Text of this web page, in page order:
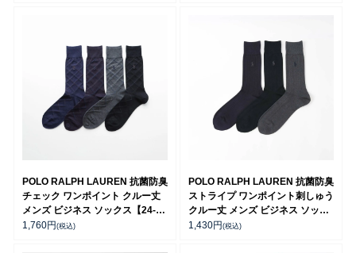
POLO RALPH LAUREN 抗菌防臭
チェック ワンポイント クルー丈
メンズ ビジネス ソックス【24-
25cm】【25-26cm】【27-
1,760円 (税込)
POLO RALPH LAUREN 抗菌防臭
ストライプ ワンポイント刺しゅう
クルー丈 メンズ ビジネス ソック
ス 02042390
1,430円 (税込)